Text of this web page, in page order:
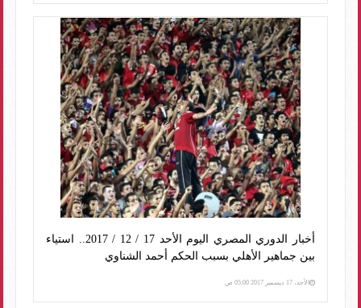
أخبار الدوري المصري اليوم الأحد 17 / 12 / 2017.. استياء
بين جماهير الأهلي بسبب الحكم أحمد الشناوي
الأحد، 17 ديسمبر 2017 05:00 ص